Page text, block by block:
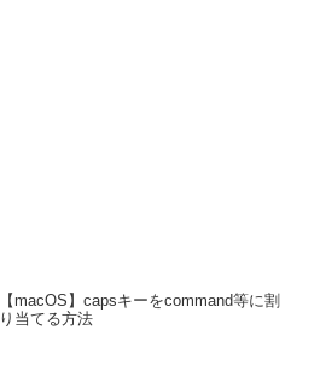
【macOS】capsキーをcommand等に割
り当てる方法